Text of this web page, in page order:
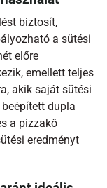
biztosít,
a sütési
előre
emellett teljes
akik saját sütési
dupla
a pizzakő
eredményt